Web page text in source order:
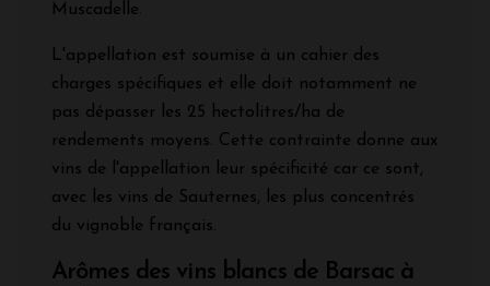
Muscadelle.
L'appellation est soumise à un cahier des
charges spécifiques et elle doit notamment ne
pas dépasser les 25 hectolitres/ha de
rendements moyens. Cette contrainte donne aux
vins de l'appellation leur spécificité car ce sont,
avec les vins de Sauternes, les plus concentrés
du vignoble français.
Arômes des vins blancs de Barsac à